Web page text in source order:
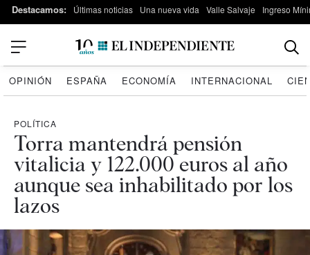
Destacamos: Últimas noticias Una nueva vida Valle Salvaje Ingreso
OPINIÓN ESPAÑA ECONOMÍA INTERNACIONAL
POLÍTICA
Torra mantendrá pensión
vitalicia y 122.000 euros al año
aunque sea inhabilitado por los
lazos